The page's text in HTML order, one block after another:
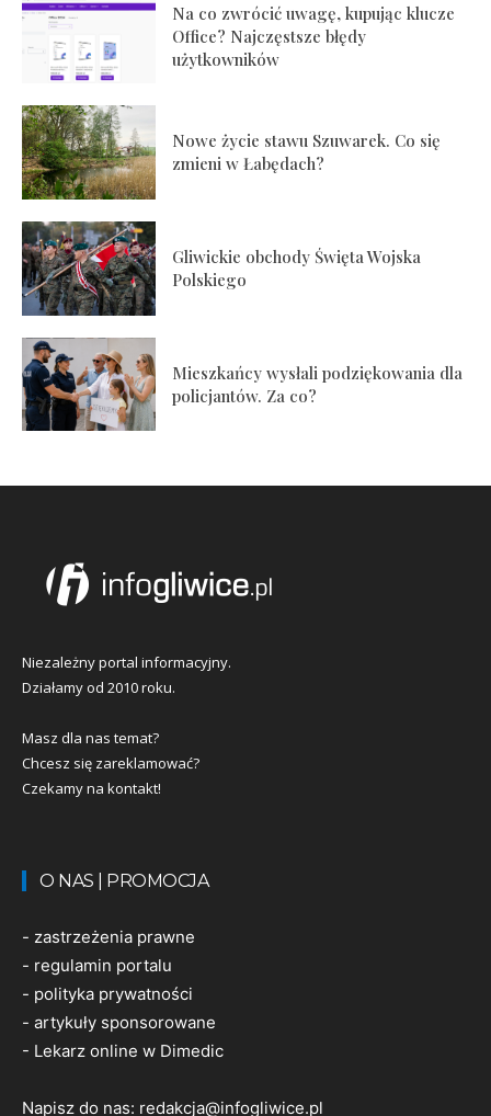
Na co zwrócić uwagę, kupując klucze
Office? Najczęstsze błędy
użytkowników
Nowe życie stawu Szuwarek. Co się
zmieni w Łabędach?
Gliwickie obchody Święta Wojska
Polskiego
Mieszkańcy wysłali podziękowania dla
policjantów. Za co?
Niezależny portal informacyjny.
Działamy od 2010 roku.
Masz dla nas temat?
Chcesz się zareklamować?
Czekamy na kontakt!
O NAS | PROMOCJA
- zastrzeżenia prawne
- regulamin portalu
- polityka prywatności
- artykuły sponsorowane
- Lekarz online w Dimedic
Napisz do nas: redakcja@infogliwice.pl